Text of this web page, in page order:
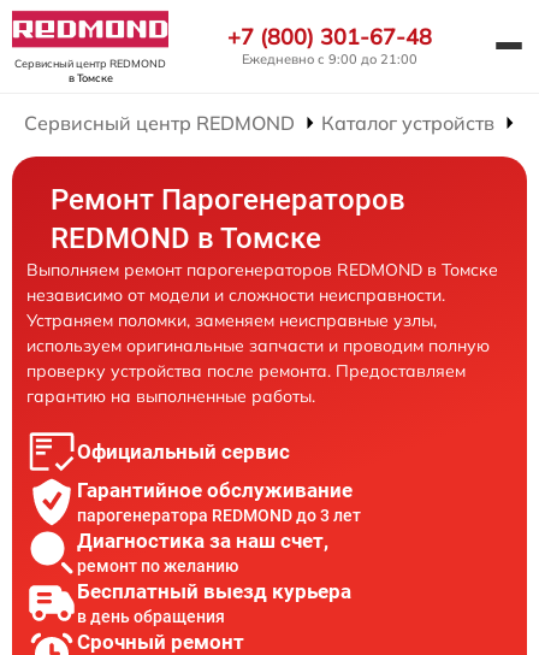
Сервисный центр REDMOND
в Томске
+7 (800) 301-67-48
Ежедневно с 9:00 до 21:00
Сервисный центр REDMOND Каталог устройств
Ремонт Парогенераторов
REDMOND в Томске
Выполняем ремонт парогенераторов REDMOND в Томске
независимо от модели и сложности неисправности.
Устраняем поломки, заменяем неисправные узлы,
используем оригинальные запчасти и проводим полную
проверку устройства после ремонта. Предоставляем
гарантию на выполненные работы.
Официальный сервис
Гарантийное обслуживание
парогенератора REDMOND до 3 лет
Диагностика за наш счет,
ремонт по желанию
Бесплатный выезд курьера
в день обращения
Срочный ремонт